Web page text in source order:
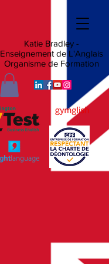
Katie Bradley -
Enseignement de L'Anglais
Organisme de Formation